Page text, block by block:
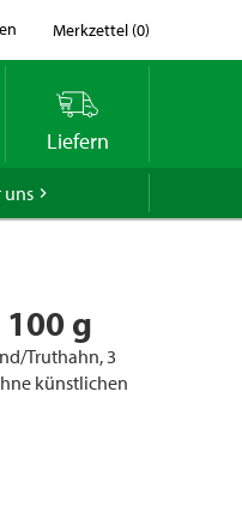
Merkzettel (0)
Liefern
uns
g
Truthahn, 3
künstlichen